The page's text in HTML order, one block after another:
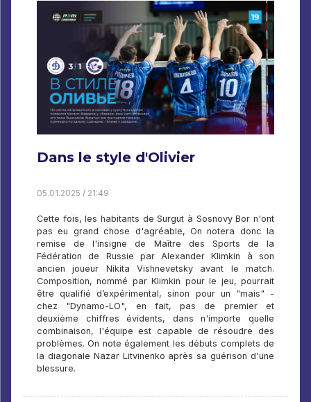
Dans le style d'Olivier
05.01.2025 / 21:49
Cette fois, les habitants de Surgut à Sosnovy Bor n'ont
pas eu grand chose d'agréable, On notera donc la
remise de l'insigne de Maître des Sports de la
Fédération de Russie par Alexander Klimkin à son
ancien joueur Nikita Vishnevetsky avant le match.
Composition, nommé par Klimkin pour le jeu, pourrait
être qualifié d’expérimental, sinon pour un "mais" -
chez "Dynamo-LO", en fait, pas de premier et
deuxième chiffres évidents, dans n'importe quelle
combinaison, l'équipe est capable de résoudre des
problèmes. On note également les débuts complets de
la diagonale Nazar Litvinenko après sa guérison d'une
blessure.